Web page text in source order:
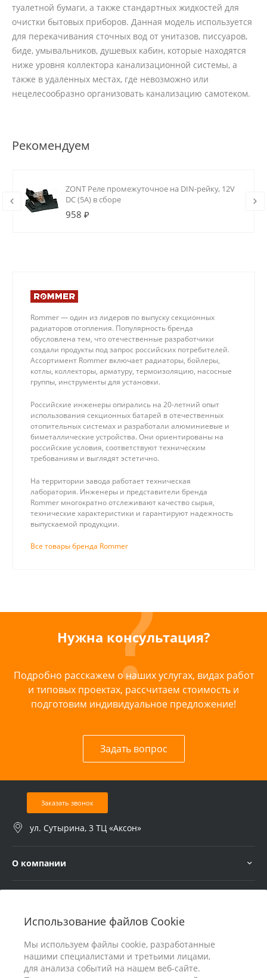
Использование файлов Cookie
Мы используем файлы cookie, разработанные
нашими специалистами и третьими лицами,
для анализа событий на нашем веб-сайте.
туалетной бумаги, а также стандартных жидкостей для
очистки бытовых приборов. Данная модель используется
для перекачивания сточных вод от унитазов, писсуаров,
биде, умывальников, душевых кабин, которые находятся
ниже уровня коллектора канализационной системы, а
также в удаленных местах, где невозможно или
нецелесообразно организовать канализацию самотеком.
Рекомендуем
ZONT Реле промежуточное на DIN-рейку, 12V
DC (5А) в сборе
958 ₽
Rommer — один из лидеров по выпуску секционных
радиаторов отопления. Популярность бренда
обусловлена тем, что отечественные разработчики
создали продукты под запрос российских потребителей.
Ассортимент Rommer включает радиаторы, бойлеры,
котлы, коллекторы, арматуру, термоизоляцию, насосные
группы, инструменты для установки.
Российские инженеры опирались на 20-летний опыт
использования секционных батарей в отечественных
отопительных системах и разработали алюминиевые и
биметаллические устройства. Они ориентированы на
российские условия, соответствуют техническим
требованиям и выглядят эстетично.
На территории завода работает техническая
лаборатория. Инженеры и представители бренда
Rommer многократно отслеживают качество сырья,
технические характеристики и гарантируют надежность
выпускаемой продукции.
Все товары бренда Rommer
Нужна консультация?
Подробно расскажем о наших услугах, видах работ
и типовых проектах, рассчитаем стоимость и
подготовим индивидуальное предложение!
Задать вопрос
Заказать звонок
ул. Сутырина, 3 ТЦ «Аксон»
О компании